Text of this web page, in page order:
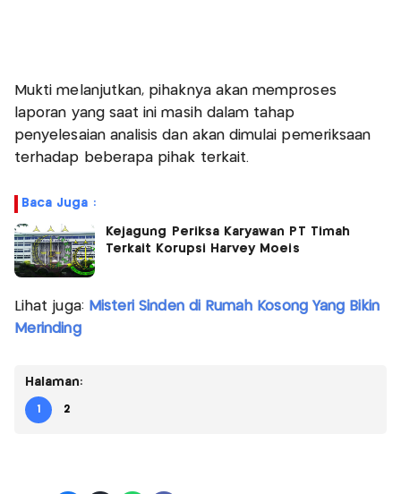
Mukti melanjutkan, pihaknya akan memproses
laporan yang saat ini masih dalam tahap
penyelesaian analisis dan akan dimulai pemeriksaan
terhadap beberapa pihak terkait.
Baca Juga :
Kejagung Periksa Karyawan PT Timah
Terkait Korupsi Harvey Moeis
Lihat juga: Misteri Sinden di Rumah Kosong Yang Bikin
Merinding
Halaman:
1 2